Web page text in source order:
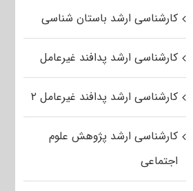
کارشناسی ارشد باستان شناسی
کارشناسی ارشد پدافند غیرعامل
کارشناسی ارشد پدافند غیرعامل ۲
کارشناسی ارشد پژوهش علوم
اجتماعی